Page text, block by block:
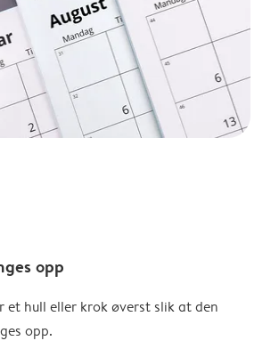
opp
et hull eller krok øverst slik at den
opp.